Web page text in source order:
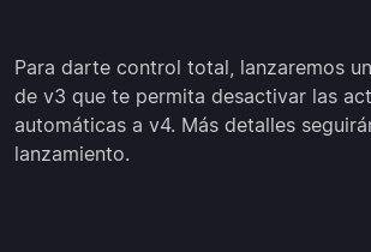
Para darte control total, lanzaremos
de v3 que te permita desactivar las
automáticas a v4. Más detalles
lanzamiento.